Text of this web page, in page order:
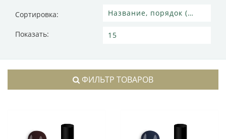
Сортировка:
Показать:
ФИЛЬТР ТОВАРОВ